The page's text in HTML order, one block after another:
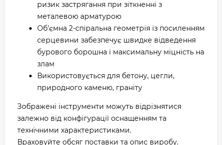
ризик застрягання при зіткненні з
металевою арматурою
Об'ємна 2-спіральна геометрія із посиленням
серцевини забезпечує швидке відведення
бурового борошна і максимальну міцність на
злам
Використовується для бетону, цегли,
природного каменю, граніту
Зображені інструменти можуть відрізнятися
залежно від конфігурації оснащенням та
технічними характеристиками.
Враховуйте обсяг поставки та опис виробу.